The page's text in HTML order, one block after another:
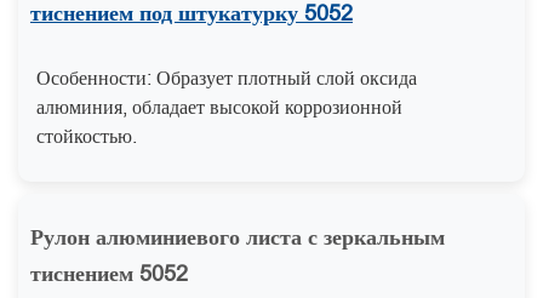
тиснением под штукатурку 5052
Особенности: Образует плотный слой оксида
алюминия, обладает высокой коррозионной
стойкостью.
Рулон алюминиевого листа с зеркальным
тиснением 5052